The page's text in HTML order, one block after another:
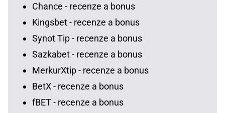
Chance - recenze a bonus
Kingsbet - recenze a bonus
Synot Tip - recenze a bonus
Sazkabet - recenze a bonus
MerkurXtip - recenze a bonus
BetX - recenze a bonus
fBET - recenze a bonus